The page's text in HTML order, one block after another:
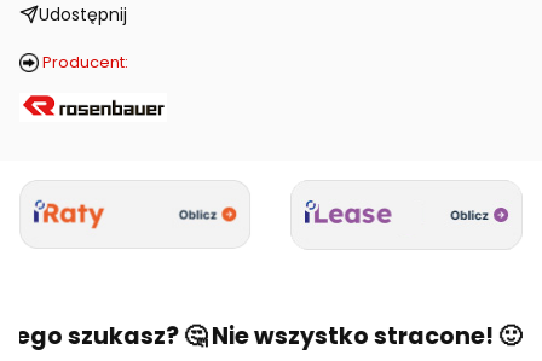
Udostępnij
Producent:
szukasz? 🤔 Nie wszystko stracone! 🙂